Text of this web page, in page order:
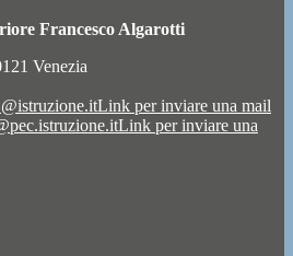
Francesco Algarotti
Venezia
Link per inviare una mail
Link per inviare una